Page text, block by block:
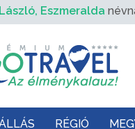
László, Eszmeralda
RÉGIÓ